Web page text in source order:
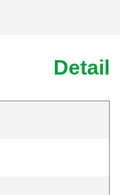
Detail